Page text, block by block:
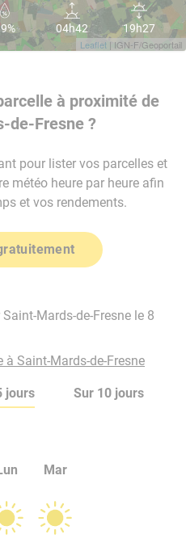
Leaflet | IGN-F/Geoportail
04h42 19h27
à proximité de
de-Fresne ?
pour lister vos parcelles et
météo heure par heure afin
et vos rendements.
Mards-de-Fresne le 8
à Saint-Mards-de-Fresne
jours Sur 10 jours
Mar